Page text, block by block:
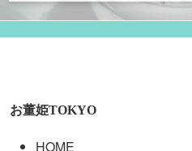
お董姫TOKYO
HOME